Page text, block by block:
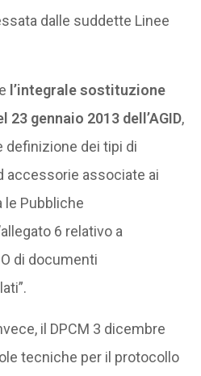
dalle suddette Linee
l’integrale sostituzione
23 gennaio 2013 dell’AGID,
definizione dei tipi di
accessorie associate ai
le Pubbliche
6 relativo a
di documenti
il DPCM 3 dicembre
tecniche per il protocollo